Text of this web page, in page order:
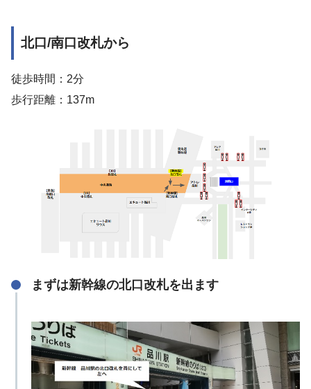
北口/南口改札から
徒歩時間：2分
歩行距離：137m
まずは新幹線の北口改札を出ます